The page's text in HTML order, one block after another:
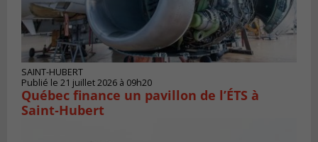
SAINT-HUBERT
Publié le 21 juillet 2026 à 09h20
Québec finance un pavillon de l’ÉTS à
Saint‑Hubert